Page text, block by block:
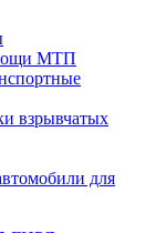
МТП
взрывчатых
для